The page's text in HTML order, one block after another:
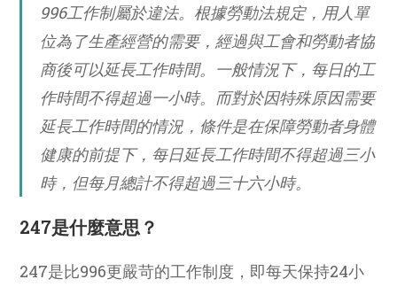
996工作制屬於違法。根據勞動法規定，用人單
位為了生產經營的需要，經過與工會和勞動者協
商後可以延長工作時間。一般情況下，每日的工
作時間不得超過一小時。而對於因特殊原因需要
延長工作時間的情況，條件是在保障勞動者身體
健康的前提下，每日延長工作時間不得超過三小
時，但每月總計不得超過三十六小時。
247是什麼意思？
247是比996更嚴苛的工作制度，即每天保持24小